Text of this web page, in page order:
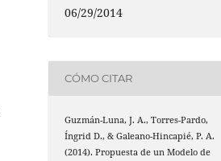
06/29/2014
CÓMO CITAR
Guzmán-Luna, J. A., Torres-Pardo,
Íngrid D., & Galeano-Hincapié, P. A.
(2014). Propuesta de un Modelo de